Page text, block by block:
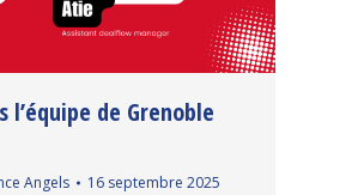
l’équipe de Grenoble
Angels 16 septembre 2025